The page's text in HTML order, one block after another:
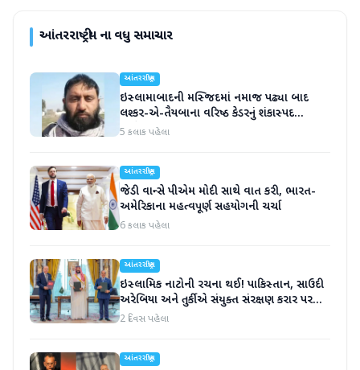
આંતરરાષ્ટ્રીયના વધુ સમાચાર
આંતરરાષ્ટ્રીય
ઇસ્લામાબાદની મસ્જિદમાં નમાજ પઢ્યા બાદ
લશ્કર-એ-તૈયબાના વરિષ્ઠ કેડરનું શંકાસ્પદ
સંજોગોમાં મોત
5 કલાક પહેલા
આંતરરાષ્ટ્રીય
જેડી વાન્સે પીએમ મોદી સાથે વાત કરી, ભારત-
અમેરિકાના મહત્વપૂર્ણ સહયોગની ચર્ચા
6 કલાક પહેલા
આંતરરાષ્ટ્રીય
ઇસ્લામિક નાટોની રચના થઈ! પાકિસ્તાન, સાઉદી
અરેબિયા અને તુર્કીએ સંયુક્ત સંરક્ષણ કરાર પર
હસ્તાક્ષર
2 દિવસ પહેલા
આંતરરાષ્ટ્રીય